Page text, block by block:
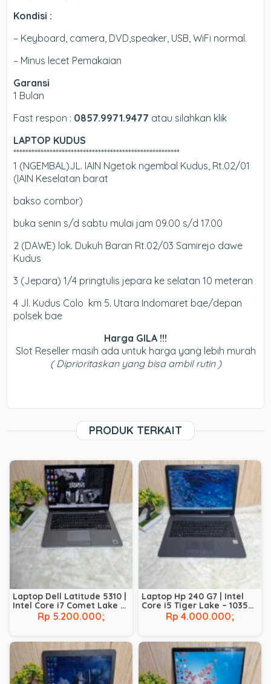
Kondisi :
– Keyboard, camera, DVD,speaker, USB, WiFi normal.
– Minus lecet Pemakaian
Garansi
1 Bulan
Fast respon : 0857.9971.9477 atau silahkan klik
LAPTOP KUDUS
*******************************************************
1 (NGEMBAL)JL. IAIN Ngetok ngembal Kudus, Rt.02/01
(IAIN Keselatan barat
bakso combor)
buka senin s/d sabtu mulai jam 09.00 s/d 17.00
2 (DAWE) lok. Dukuh Baran Rt.02/03 Samirejo dawe
Kudus
3 (Jepara) 1/4 pringtulis jepara ke selatan 10 meteran
4 Jl. Kudus Colo km 5. Utara Indomaret bae/depan
polsek bae
Harga GILA !!!
Slot Reseller masih ada untuk harga yang lebih murah
( Diprioritaskan yang bisa ambil rutin )
PRODUK TERKAIT
Laptop Dell Latitude 5310 |
Intel Core i7 Comet Lake –
10610U | RAM 8 GB | SSD 256
GB | BACKLIT |
Rp 5.200.000;
Laptop Hp 240 G7 | Intel
Core i5 Tiger Lake – 1035G1
| RAM 8 GB | SSD 256 GB
Rp 4.000.000;